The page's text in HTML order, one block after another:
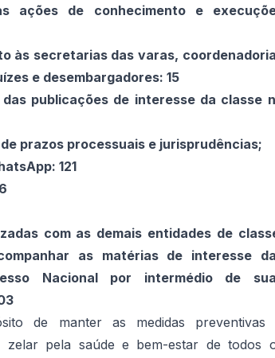
ações de conhecimento e
às secretarias das varas,
e desembargadores: 15
publicações de interesse da classe
prazos processuais e jurisprudências;
121
com as demais entidades de
as matérias de interesse
Nacional por intermédio de
de manter as medidas preventivas
zelar pela saúde e bem-estar de todos